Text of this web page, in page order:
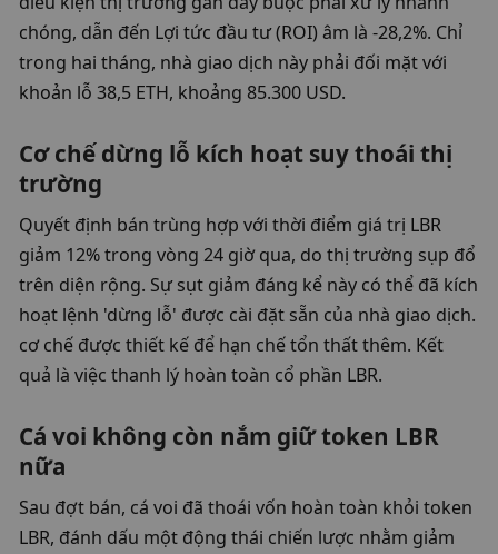
chóng, dẫn đến Lợi tức đầu tư (ROI) âm là -28,2%. Chỉ
trong hai tháng, nhà giao dịch này phải đối mặt với
khoản lỗ 38,5 ETH, khoảng 85.300 USD.
Cơ chế dừng lỗ kích hoạt suy thoái thị
trường
Quyết định bán trùng hợp với thời điểm giá trị LBR
giảm 12% trong vòng 24 giờ qua, do thị trường sụp đổ
trên diện rộng. Sự sụt giảm đáng kể này có thể đã kích
hoạt lệnh 'dừng lỗ' được cài đặt sẵn của nhà giao dịch.
cơ chế được thiết kế để hạn chế tổn thất thêm. Kết
quả là việc thanh lý hoàn toàn cổ phần LBR.
Cá voi không còn nắm giữ token LBR
nữa
Sau đợt bán, cá voi đã thoái vốn hoàn toàn khỏi token
LBR, đánh dấu một động thái chiến lược nhằm giảm